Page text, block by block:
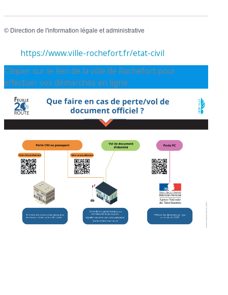
© Direction de l'information légale et administrative
https://www.ville-rochefort.fr/etat-civil
Cliquer sur le lien de la ville de Rochefort pour
effectuer vos démarches en ligne